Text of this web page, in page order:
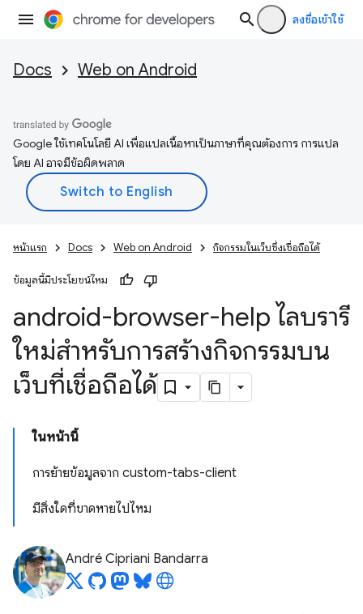
ลงชื่อเข้าใช้
Docs Web on Android
Google ใช้เทคโนโลยี AI เพื่อแปลเนื้อหาเป็นภาษาที่คุณต้องการ การแปล
โดย AI อาจมีข้อผิดพลาด
หน้าแรก Docs Web on Android กิจกรรมในเว็บซึ่งเชื่อถือได้
ข้อมูลนี้มีประโยชน์ไหม
android-browser-help ไลบรารี
ใหม่สำหรับการสร้างกิจกรรมบน
เว็บที่เชื่อถือได้
ในหน้านี้
การย้ายข้อมูลจาก custom-tabs-client
มีสิ่งใดที่ขาดหายไปไหม
André Cipriani Bandarra